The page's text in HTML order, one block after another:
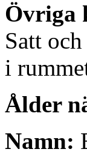
Övriga
Satt
i
Ålder
Namn: